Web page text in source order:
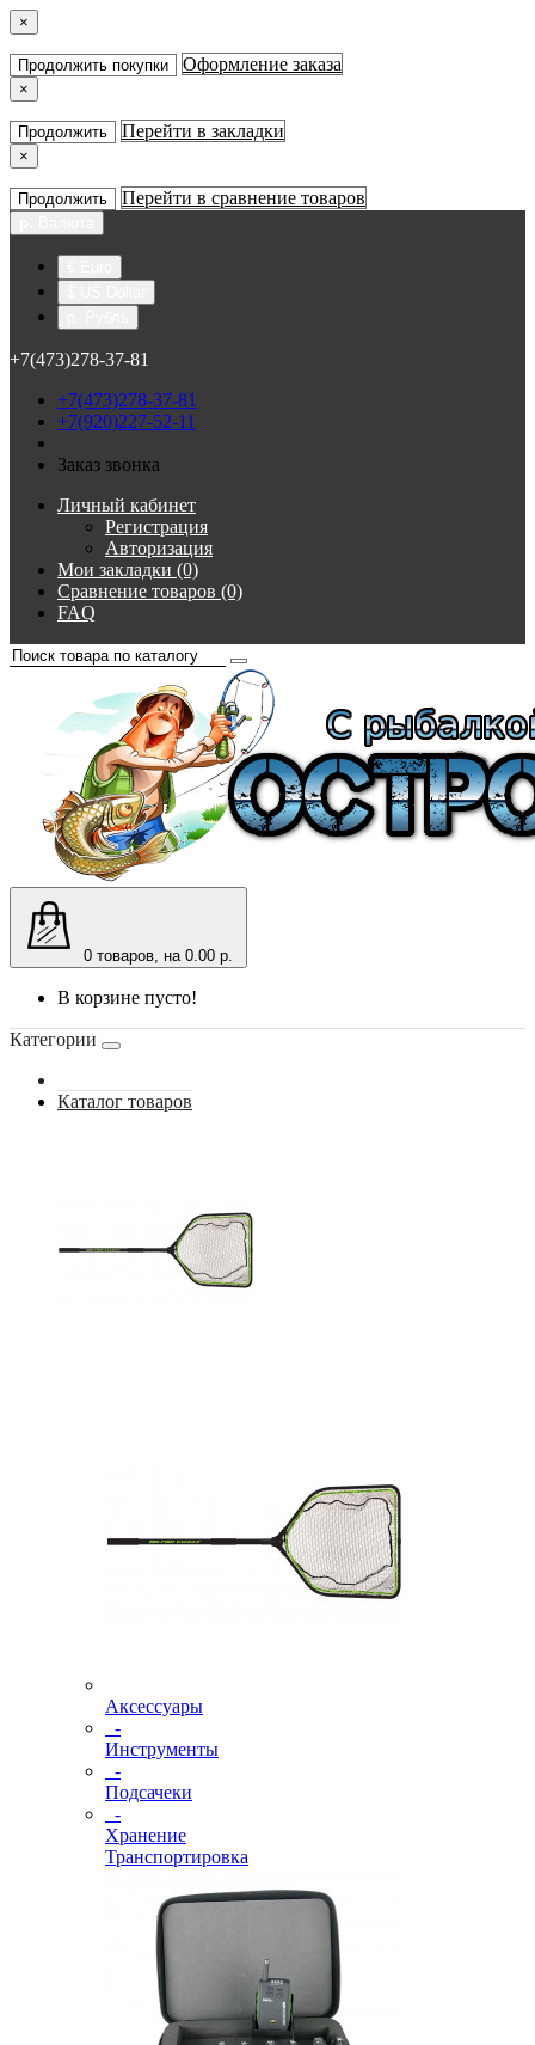
×
Продолжить покупки Оформление заказа
×
Продолжить Перейти в закладки
×
Продолжить Перейти в сравнение товаров
+7(473)278-37-81
+7(473)278-37-81
+7(920)227-52-11
Заказ звонка
Личный кабинет
Регистрация
Авторизация
Мои закладки (0)
Сравнение товаров (0)
FAQ
0 товаров, на 0.00 р.
В корзине пусто!
Категории
Каталог товаров
Аксессуары
-
Инструменты
-
Подсачеки
-
Хранение
Транспортировка